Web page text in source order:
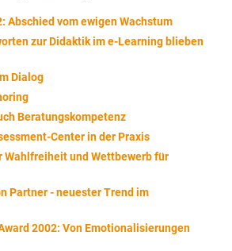
Abschied vom ewigen Wachstum
zur Didaktik im e-Learning blieben
Dialog
Beratungskompetenz
Center in der Praxis
Wahlfreiheit und Wettbewerb für
Partner - neuester Trend im
2002: Von Emotionalisierungen